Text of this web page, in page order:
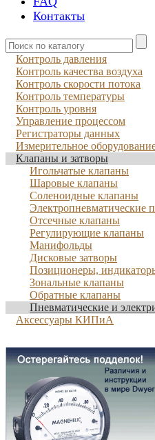
Контакты
Контроль давления
Контроль качества воздуха
Контроль скорости потока
Контроль температуры
Контроль уровня
Управление процессом
Регистраторы данных
Измерительное
Клапаны и затворы
Игольчатые клапаны
Шаровые клапаны
Соленоидные клапаны
Электропневматические
Отсечные клапаны
Регулирующие клапаны
Манифольды
Дисковые затворы
Позиционеры,
Зональные клапаны
Обратные клапаны
Пневматические и
Аксессуары КИПиА